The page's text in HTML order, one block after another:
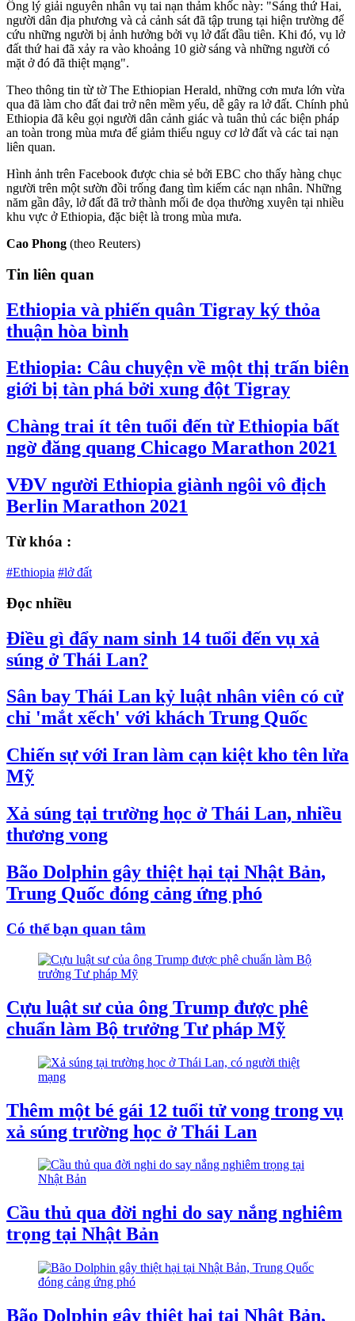
Ông lý giải nguyên nhân vụ tai nạn thảm khốc này: "Sáng thứ Hai,
người dân địa phương và cả cảnh sát đã tập trung tại hiện trường để
cứu những người bị ảnh hưởng bởi vụ lở đất đầu tiên. Khi đó, vụ lở
đất thứ hai đã xảy ra vào khoảng 10 giờ sáng và những người có
mặt ở đó đã thiệt mạng".
Theo thông tin từ tờ The Ethiopian Herald, những cơn mưa lớn vừa
qua đã làm cho đất đai trở nên mềm yếu, dễ gây ra lở đất. Chính phủ
Ethiopia đã kêu gọi người dân cảnh giác và tuân thủ các biện pháp
an toàn trong mùa mưa để giảm thiểu nguy cơ lở đất và các tai nạn
liên quan.
Hình ảnh trên Facebook được chia sẻ bởi EBC cho thấy hàng chục
người trên một sườn đồi trống đang tìm kiếm các nạn nhân. Những
năm gần đây, lở đất đã trở thành mối đe dọa thường xuyên tại nhiều
khu vực ở Ethiopia, đặc biệt là trong mùa mưa.
Cao Phong (theo Reuters)
Tin liên quan
Ethiopia và phiến quân Tigray ký thỏa
thuận hòa bình
Ethiopia: Câu chuyện về một thị trấn biên
giới bị tàn phá bởi xung đột Tigray
Chàng trai ít tên tuổi đến từ Ethiopia bất
ngờ đăng quang Chicago Marathon 2021
VĐV người Ethiopia giành ngôi vô địch
Berlin Marathon 2021
Từ khóa :
#Ethiopia #lở đất
Đọc nhiều
Điều gì đẩy nam sinh 14 tuổi đến vụ xả
súng ở Thái Lan?
Sân bay Thái Lan kỷ luật nhân viên có cử
chỉ 'mắt xếch' với khách Trung Quốc
Chiến sự với Iran làm cạn kiệt kho tên lửa
Mỹ
Xả súng tại trường học ở Thái Lan, nhiều
thương vong
Bão Dolphin gây thiệt hại tại Nhật Bản,
Trung Quốc đóng cảng ứng phó
Có thể bạn quan tâm
Cựu luật sư của ông Trump được phê
chuẩn làm Bộ trưởng Tư pháp Mỹ
Thêm một bé gái 12 tuổi tử vong trong vụ
xả súng trường học ở Thái Lan
Cầu thủ qua đời nghi do say nắng nghiêm
trọng tại Nhật Bản
Bão Dolphin gây thiệt hại tại Nhật Bản,